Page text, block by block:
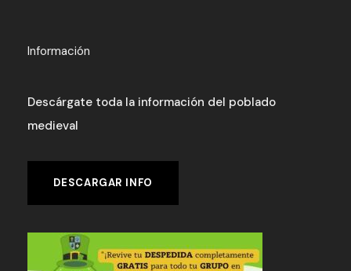
Información
Descárgate toda la información del poblado
medieval
DESCARGAR INFO